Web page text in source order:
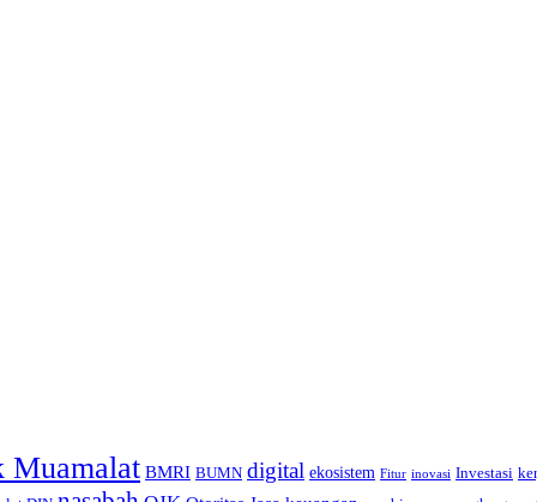
Muamalat BMRI BUMN digital ekosistem Fitur inovasi Investasi